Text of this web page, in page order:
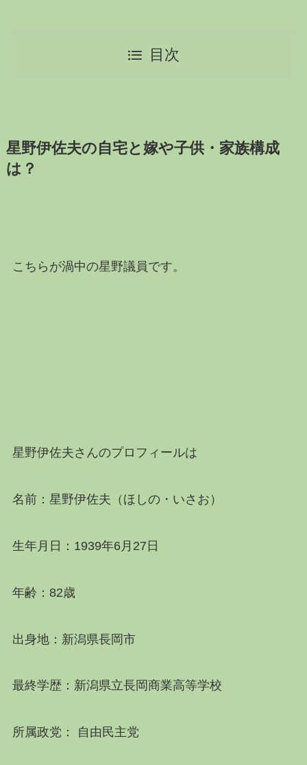
目次
星野伊佐夫の自宅と嫁や子供・家族構成
は？
こちらが渦中の星野議員です。
星野伊佐夫さんのプロフィールは
名前：星野伊佐夫（ほしの・いさお）
生年月日：1939年6月27日
年齢：82歳
出身地：新潟県長岡市
最終学歴：新潟県立長岡商業高等学校
所属政党： 自由民主党